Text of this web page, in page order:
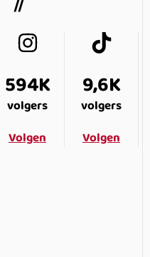
594K
volgers
Volgen
9,6K
volgers
Volgen